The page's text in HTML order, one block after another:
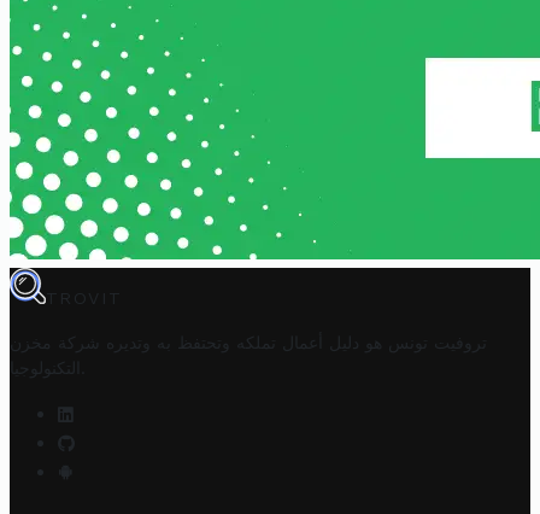
TROVIT
تروفيت تونس هو دليل أعمال تملكه وتحتفظ به وتديره
شركة مخزن
التكنولوجيا